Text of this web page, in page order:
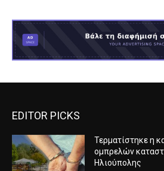
EDITOR PICKS
Τερματίστηκε η
ομπρελών
Ηλιούπολης